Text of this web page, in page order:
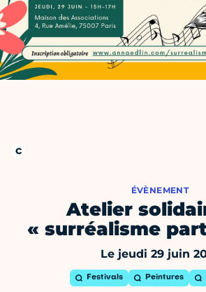
ÉVÈNEMENT
Atelier
« surréalisme
Le jeudi 29 juin
Festivals Peintures